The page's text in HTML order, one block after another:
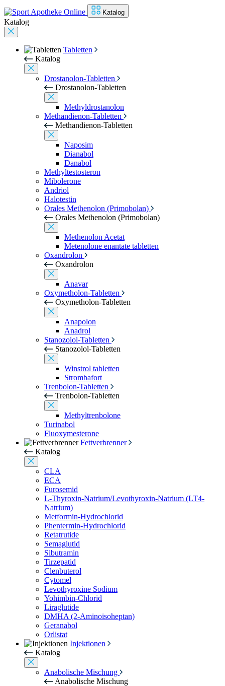
Katalog
Katalog
Tabletten
Katalog
Drostanolon-Tabletten
Drostanolon-Tabletten
Methyldrostanolon
Methandienon-Tabletten
Methandienon-Tabletten
Naposim
Dianabol
Danabol
Methyltestosteron
Mibolerone
Andriol
Halotestin
Orales Methenolon (Primobolan)
Orales Methenolon (Primobolan)
Methenolon Acetat
Metenolone enantate tabletten
Oxandrolon
Oxandrolon
Anavar
Oxymetholon-Tabletten
Oxymetholon-Tabletten
Anapolon
Anadrol
Stanozolol-Tabletten
Stanozolol-Tabletten
Winstrol tabletten
Strombafort
Trenbolon-Tabletten
Trenbolon-Tabletten
Methyltrenbolone
Turinabol
Fluoxymesterone
Fettverbrenner
Katalog
CLA
ECA
Furosemid
L-Thyroxin-Natrium/Levothyroxin-Natrium (LT4-
Natrium)
Metformin-Hydrochlorid
Phentermin-Hydrochlorid
Retatrutide
Semaglutid
Sibutramin
Tirzepatid
Clenbuterol
Cytomel
Levothyroxine Sodium
Yohimbin-Chlorid
Liraglutide
DMHA (2-Aminoisoheptan)
Geranabol
Orlistat
Injektionen
Katalog
Anabolische Mischung
Anabolische Mischung